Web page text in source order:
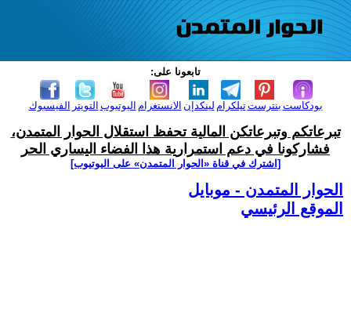
تابعونا على:
الفيسبوك التويتر اليوتيوب الانستغرام لينكدإن تيلكرامبنترست بودكاست
تبرعاتكم وتبرعاتكن المالية تحفظ استقلال الحوار المتمدن،
فشاركونا في دعم استمرارية هذا الفضاء اليساري الحر
[اشترك في قناة ‫«الحوار المتمدن» على اليوتيوب]
الحوار المتمدن - موبايل
الموقع الرئيسي